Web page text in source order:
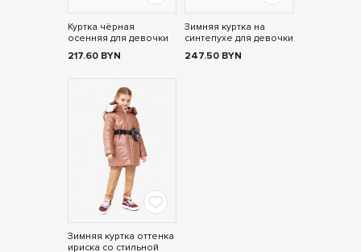
Куртка чёрная
осенняя для девочки
217.60 BYN
Зимняя куртка на
синтепухе для девочки
247.50 BYN
Зимняя куртка оттенка
ириска со стильной